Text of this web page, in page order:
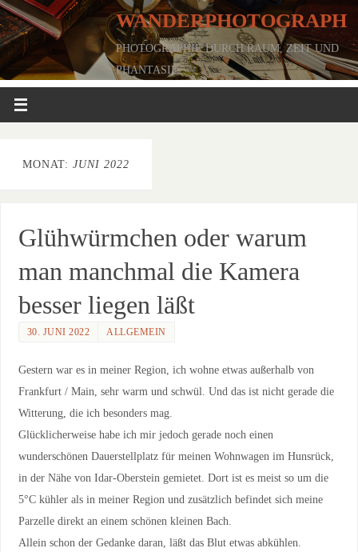
WANDERPHOTOGRAPH
PHOTOGRAPHIE DURCH RAUM, ZEIT UND
PHANTASIE
MONAT: JUNI 2022
Glühwürmchen oder warum
man manchmal die Kamera
besser liegen läßt
30. JUNI 2022 ALLGEMEIN
Gestern war es in meiner Region, ich wohne etwas außerhalb von
Frankfurt / Main, sehr warm und schwül. Und das ist nicht gerade die
Witterung, die ich besonders mag.
Glücklicherweise habe ich mir jedoch gerade noch einen
wunderschönen Dauerstellplatz für meinen Wohnwagen im Hunsrück,
in der Nähe von Idar-Oberstein gemietet. Dort ist es meist so um die
5°C kühler als in meiner Region und zusätzlich befindet sich meine
Parzelle direkt an einem schönen kleinen Bach.
Allein schon der Gedanke daran, läßt das Blut etwas abkühlen.